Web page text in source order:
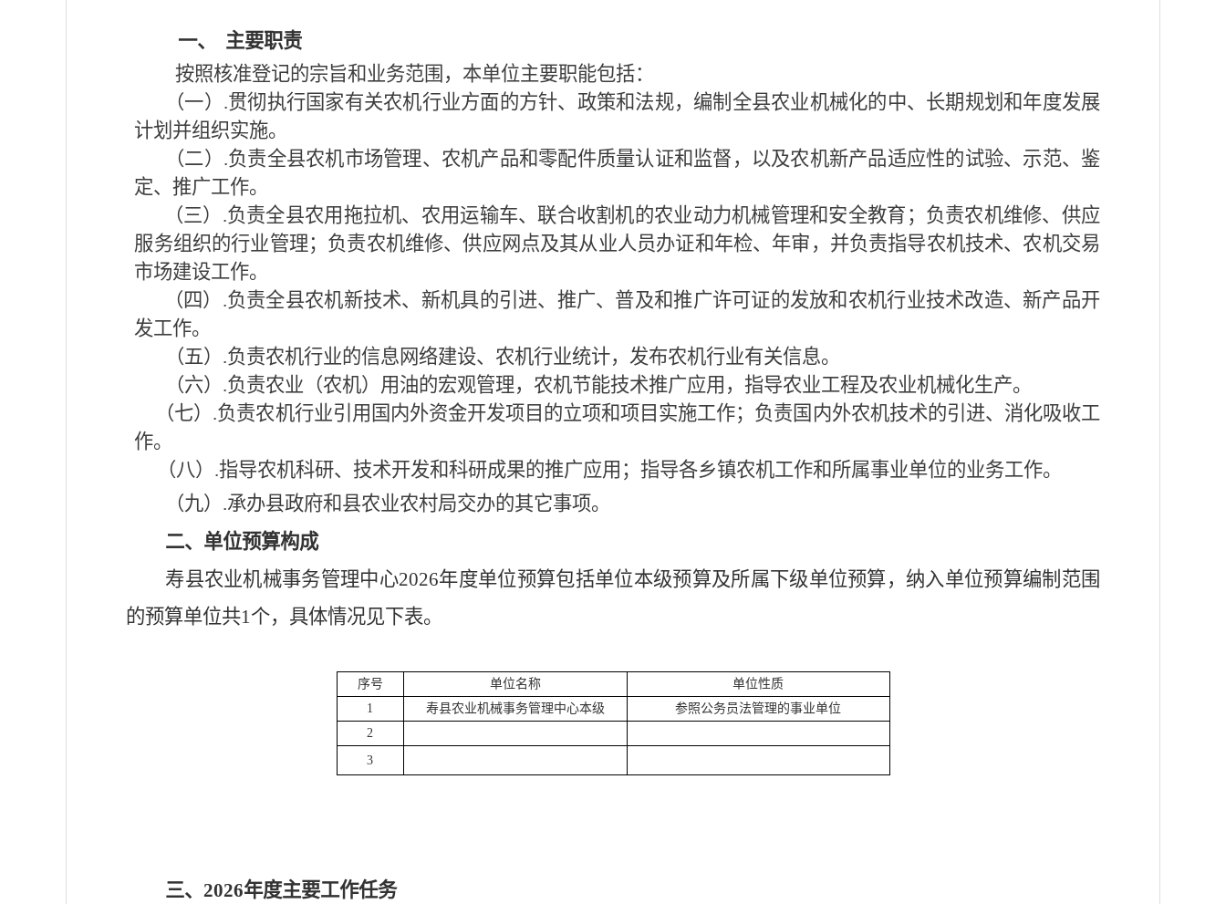
一、
主要职责
按照核准登记的宗旨和业务范围，本单位主要职能包括：
（一） .贯彻执行国家有关农机行业方面的方针、政策和法规，编制全县农业机械化的中、长期规划和年度发展
计划并组织实施。
（二） .负责全县农机市场管理、农机产品和零配件质量认证和监督，以及农机新产品适应性的试验、示范、鉴
定、推广工作。
（三） .负责全县农用拖拉机、农用运输车、联合收割机的农业动力机械管理和安全教育；负责农机维修、供应
服务组织的行业管理；负责农机维修、供应网点及其从业人员办证和年检、年审，并负责指导农机技术、农机交易
市场建设工作。
（四） .负责全县农机新技术、新机具的引进、推广、普及和推广许可证的发放和农机行业技术改造、新产品开
发工作。
（五） .负责农机行业的信息网络建设、农机行业统计，发布农机行业有关信息。
（六） .负责农业（农机）用油的宏观管理，农机节能技术推广应用，指导农业工程及农业机械化生产。
（七） .负责农机行业引用国内外资金开发项目的立项和项目实施工作；负责国内外农机技术的引进、消化吸收工
作。
（八） .指导农机科研、技术开发和科研成果的推广应用；指导各乡镇农机工作和所属事业单位的业务工作。
（九） .承办县政府和县农业农村局交办的其它事项。
二、 单位预算构成
寿县农业机械事务管理中心2026年度单位预算包括单位本级预算及所属下级单位预算， 纳入单位预算编制范围
的预算单位共1个，具体情况见下表。
序号 单位名称
单位性质
1
寿县农业机械事务管理中心本级
参照公务员法管理的事业单位
2
3
三、2026年度主要工作任务